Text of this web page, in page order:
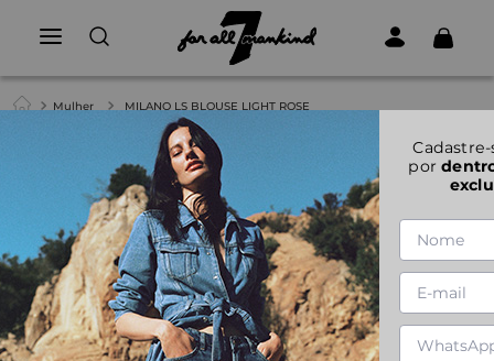
Mulher MILANO LS BLOUSE LIGHT ROSE
MILANO LS BLOUSE LIGHT ROSE
XS S M L
por